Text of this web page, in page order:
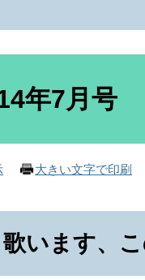
年7月号
大きい文字で印刷
います、